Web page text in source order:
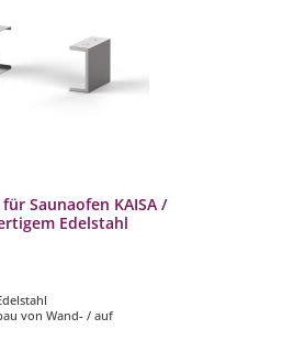
Saunaofen KAISA /
Edelstahl
von Wand- / auf